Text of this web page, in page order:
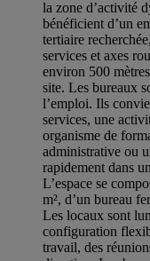
la zone d’activité
bénéficient d’un
tertiaire
services et axes
environ 500
site. Les bureaux
l’emploi. Ils
services, une
organisme de
administrative ou
rapidement dans
L’espace se
m², d’un bureau
Les locaux sont
configuration
travail, des